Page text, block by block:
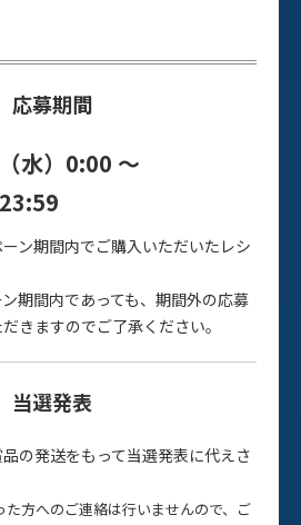
応募期間
水）0:00 〜
ン期間内でご購入いただいたレシ
期間内であっても、期間外の応募
きますのでご了承ください。
当選発表
の発送をもって当選発表に代えさ
方へのご連絡は行いませんので、ご